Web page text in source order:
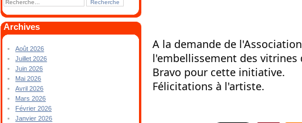
Archives
Août 2026
Juillet 2026
Juin 2026
Mai 2026
Avril 2026
Mars 2026
Février 2026
Janvier 2026
A la demande de
l'embellissement des vitrines
Bravo pour cette initiative.
Félicitations à l'artiste.